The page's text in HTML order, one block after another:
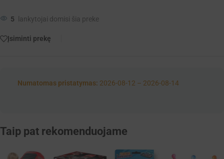
5 lankytojai domisi šia preke
Įsiminti prekę
Numatomas pristatymas: 2026-08-12 – 2026-08-14
Taip pat rekomenduojame